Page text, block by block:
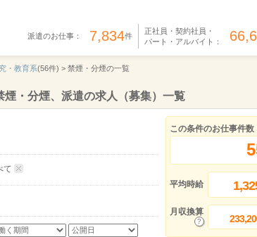
派遣のお仕事： 7,834件
正社員・契約社員・
パート・アルバイト：
・教育系(56件) > 禁煙・分煙の一覧
・分煙、派遣の求人（募集）一覧
て
この条件のお仕事件数
平均時給
月収換算